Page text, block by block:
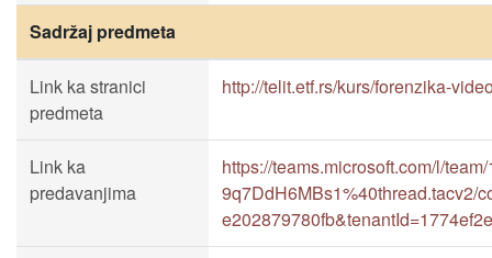
Sadržaj predmeta
Link ka stranici
predmeta
http://telit.etf.rs/kurs/forenzika-
Link ka
predavanjima
https://teams.microsoft.com/l/
9q7DdH6MBs1%40thread.tacv2/